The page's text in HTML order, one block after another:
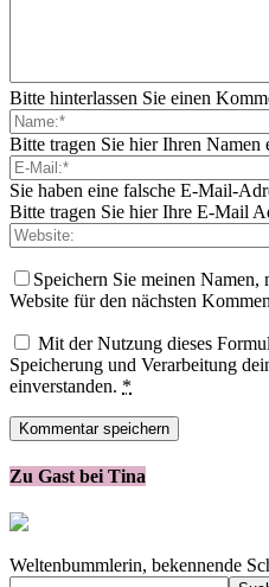
Bitte hinterlassen Sie einen
Bitte tragen Sie hier Ihren Namen
Sie haben eine falsche E-Mail-
Bitte tragen Sie hier Ihre E-Mail
Speichern Sie meinen
Website für den nächsten
Mit der Nutzung dieses
Speicherung und Verarbeitung
einverstanden. *
Zu Gast bei Tina
Weltenbummlerin, bekennende